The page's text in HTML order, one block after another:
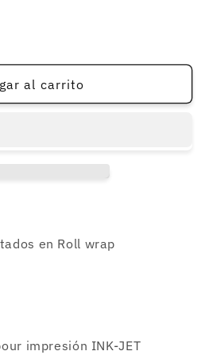
al carrito
en Roll wrap
impresión INK-JET